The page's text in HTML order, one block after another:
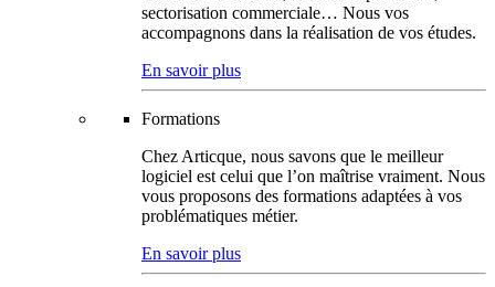
sectorisation commerciale… Nous vos
accompagnons dans la réalisation de vos études.
En savoir plus
Formations
Chez Articque, nous savons que le meilleur
logiciel est celui que l’on maîtrise vraiment. Nous
vous proposons des formations adaptées à vos
problématiques métier.
En savoir plus